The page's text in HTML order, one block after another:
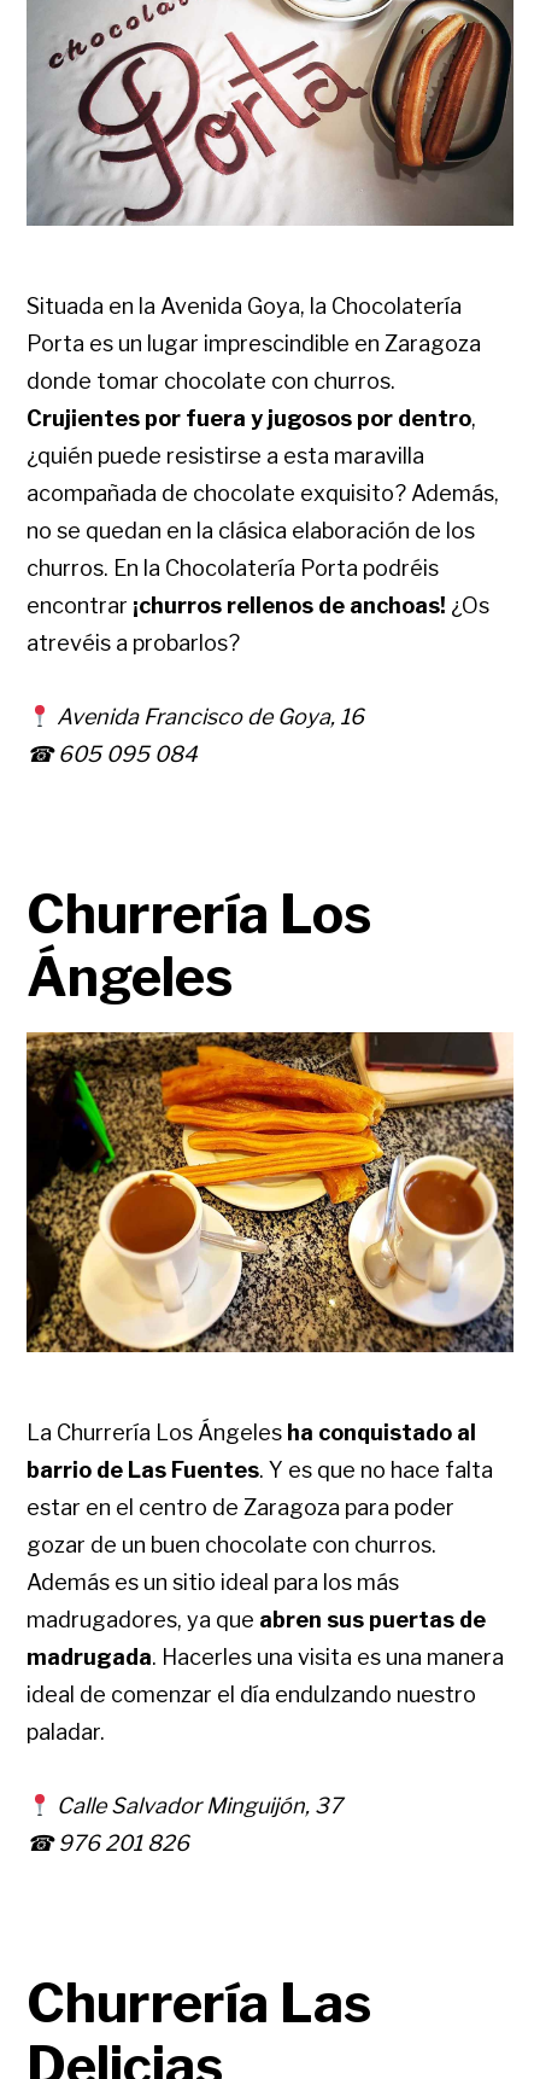
Situada en la Avenida Goya, la Chocolatería
Porta es un lugar imprescindible en Zaragoza
donde tomar chocolate con churros.
Crujientes por fuera y jugosos por dentro,
¿quién puede resistirse a esta maravilla
acompañada de chocolate exquisito? Además,
no se quedan en la clásica elaboración de los
churros. En la Chocolatería Porta podréis
encontrar ¡churros rellenos de anchoas! ¿Os
atrevéis a probarlos?
Avenida Francisco de Goya, 16
☎ 605 095 084
Churrería Los
Ángeles
La Churrería Los Ángeles ha conquistado al
barrio de Las Fuentes. Y es que no hace falta
estar en el centro de Zaragoza para poder
gozar de un buen chocolate con churros.
Además es un sitio ideal para los más
madrugadores, ya que abren sus puertas de
madrugada. Hacerles una visita es una manera
ideal de comenzar el día endulzando nuestro
paladar.
Calle Salvador Minguijón, 37
☎ 976 201 826
Churrería Las
Delicias